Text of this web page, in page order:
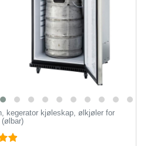
kegerator kjøleskap, ølkjøler for